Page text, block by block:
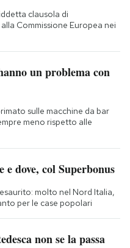
clausola di
Commissione Europea nei
un problema con
sulle macchine da bar
meno rispetto alle
e dove, col Superbonus
molto nel Nord Italia,
per le case popolari
non se la passa